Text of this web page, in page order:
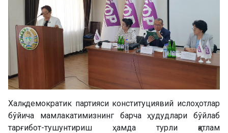
Халқ демократик партияси конституциявий ислоҳотлар
бўйича мамлакатимизнинг барча ҳудудлари бўйлаб
тарғибот-тушунтириш ҳамда турли қатлам